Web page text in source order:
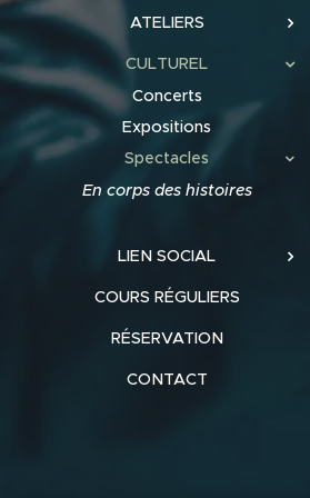
ATELIERS
CULTUREL
Concerts
Expositions
Spectacles
En corps des histoires
LIEN SOCIAL
COURS RÉGULIERS
RÉSERVATION
CONTACT